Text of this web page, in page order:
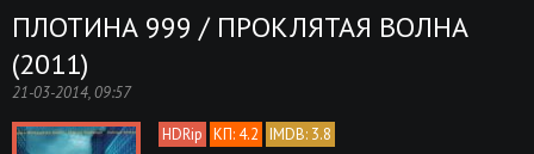
ПЛОТИНА 999 / ПРОКЛЯТАЯ ВОЛНА
(2011)
21-03-2014, 09:57
HDRip КП: 4.2 IMDB: 3.8